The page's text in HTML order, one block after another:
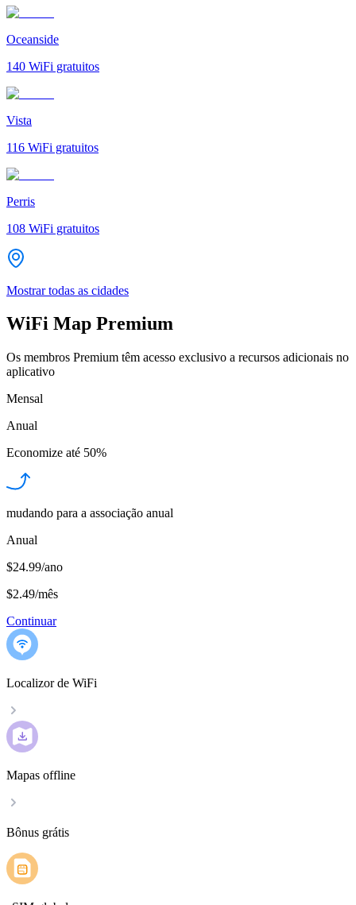
Oceanside
140 WiFi gratuitos
Vista
116 WiFi gratuitos
Perris
108 WiFi gratuitos
Mostrar todas as cidades
WiFi Map Premium
Os membros Premium têm acesso exclusivo a recursos adicionais no
aplicativo
Mensal
Anual
Economize até 50%
mudando para a associação anual
Anual
$24.99/ano
$2.49/mês
Continuar
Localizor de WiFi
Mapas offline
Bônus grátis